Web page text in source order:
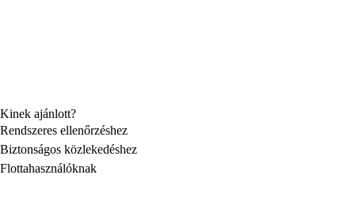
Kinek ajánlott?
Rendszeres ellenőrzéshez
Biztonságos közlekedéshez
Flottahasználóknak